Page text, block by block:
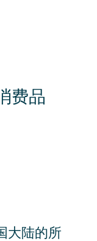
费品
大陆的所